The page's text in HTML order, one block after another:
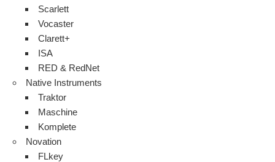
Scarlett
Vocaster
Clarett+
ISA
RED & RedNet
Native Instruments
Traktor
Maschine
Komplete
Novation
FLkey